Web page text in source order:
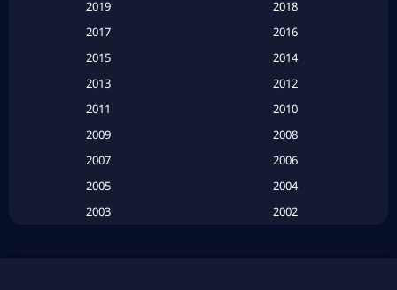
Based on a True Story เรื่องจริง (16)
2019
2018
2017
2016
2015
2014
2013
2012
2011
2010
2009
2008
2007
2006
2005
2004
2003
2002